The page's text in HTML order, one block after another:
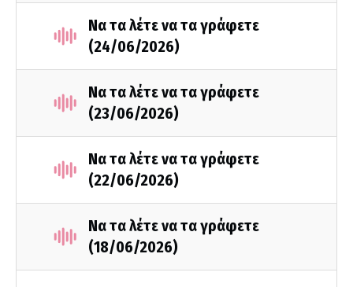
Να τα λέτε να τα γράφετε
(24/06/2026)
Να τα λέτε να τα γράφετε
(23/06/2026)
Να τα λέτε να τα γράφετε
(22/06/2026)
Να τα λέτε να τα γράφετε
(18/06/2026)